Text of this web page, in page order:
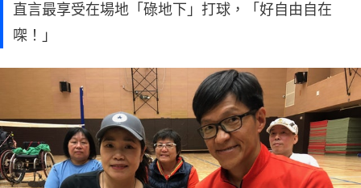
直言最享受在場地「碌地下」打球，「好自由自在
㗎！」